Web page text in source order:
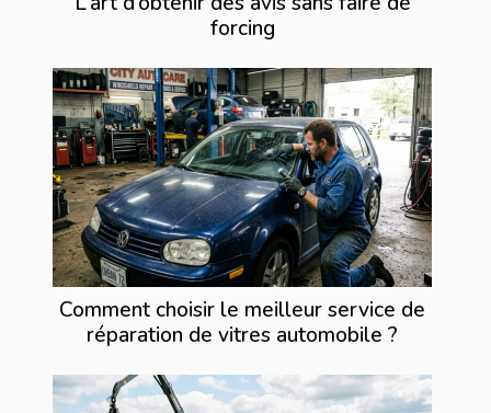
forcing
Comment choisir le meilleur service de
réparation de vitres automobile ?